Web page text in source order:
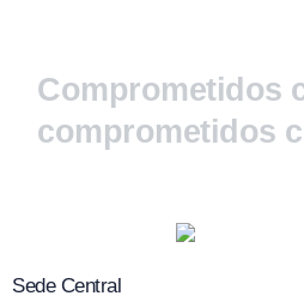
Comprometidos
comprometidos
Sede Central